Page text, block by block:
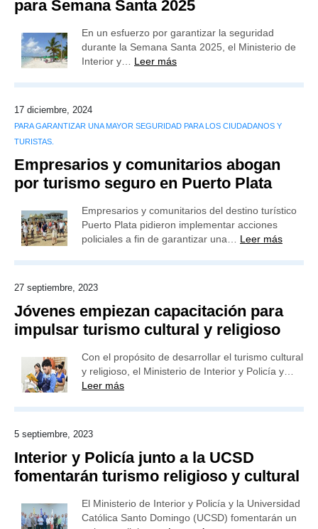
para Semana Santa 2025
En un esfuerzo por garantizar la seguridad
durante la Semana Santa 2025, el Ministerio de
Interior y… Leer más
17 diciembre, 2024
PARA GARANTIZAR UNA MAYOR SEGURIDAD PARA LOS CIUDADANOS Y
TURISTAS.
Empresarios y comunitarios abogan
por turismo seguro en Puerto Plata
Empresarios y comunitarios del destino turístico
Puerto Plata pidieron implementar acciones
policiales a fin de garantizar una… Leer más
27 septiembre, 2023
Jóvenes empiezan capacitación para
impulsar turismo cultural y religioso
Con el propósito de desarrollar el turismo cultural
y religioso, el Ministerio de Interior y Policía y…
Leer más
5 septiembre, 2023
Interior y Policía junto a la UCSD
fomentarán turismo religioso y cultural
El Ministerio de Interior y Policía y la Universidad
Católica Santo Domingo (UCSD) fomentarán un